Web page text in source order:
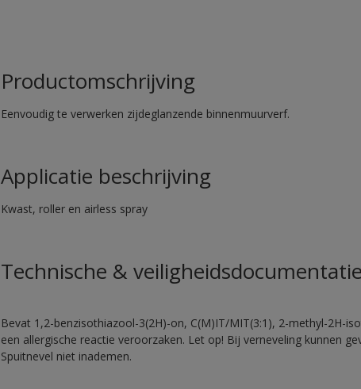
Productomschrijving
Eenvoudig te verwerken zijdeglanzende binnenmuurverf.
Applicatie beschrijving
Kwast, roller en airless spray
Technische & veiligheidsdocumentatie
Bevat 1,2-benzisothiazool-3(2H)-on, C(M)IT/MIT(3:1), 2-methyl-2H-
een allergische reactie veroorzaken. Let op! Bij verneveling kunnen
Spuitnevel niet inademen.